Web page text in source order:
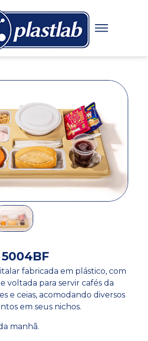
fabricada em plástico, com
voltada para servir cafés da
e ceias, acomodando diversos
em seus nichos.
manhã.